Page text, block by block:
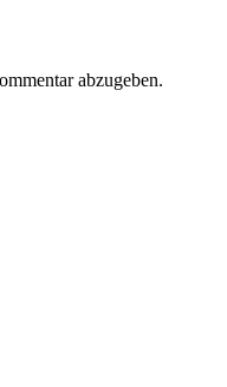
abzugeben.